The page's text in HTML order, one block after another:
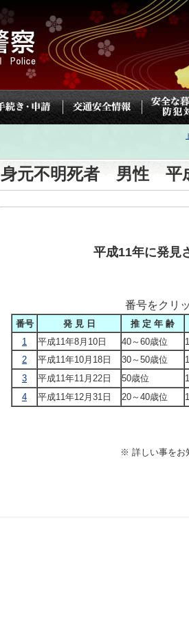
身元不明死者 男性 平
平成11年に発見
番号をクリ
番号 発 見 日 推 定 年 齢
1
平成11年8月10日 40～60歳位
2
平成11年10月18日 30～50歳位
3
平成11年11月22日 50歳位
4
平成11年12月31日 20～40歳位
※ 詳しい事をお